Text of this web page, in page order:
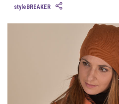
styleBREAKER